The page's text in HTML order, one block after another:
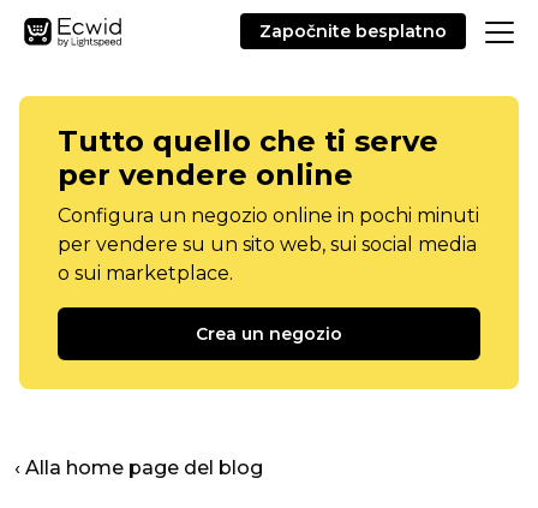
Započnite besplatno
Tutto quello che ti serve
per vendere online
Configura un negozio online in pochi minuti
per vendere su un sito web, sui social media
o sui marketplace.
Crea un negozio
‹ Alla home page del blog